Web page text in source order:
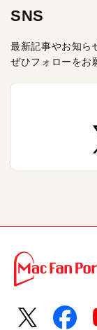
SNS
最新記事やお知ら
ぜひフォローをお